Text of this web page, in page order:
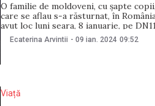
O familie de moldoveni, cu șapte
care se aflau s-a răsturnat, în
avut loc luni seara, 8 ianuarie, pe
Autoritățile române au declanșat
Ecaterina Arvintii - 09 ian. 2024 09:52
Viață